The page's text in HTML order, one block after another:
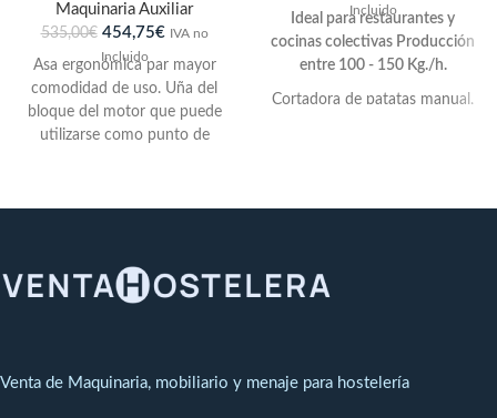
Maquinaria Auxiliar
535,00€ 454,75€
IVA no
Incluido
Asa ergonómica par mayor
comodidad de uso. Uña del
bloque del motor que puede
utilizarse como punto de
manipulación.Nuevo sistema
más fácilmente y optimizar su
duración de vida útil. Cable de
de avería, la sustitución del
Incluido
Ideal para restaurantes y
cocinas colectivas Producción
entre 100 - 150 Kg./h.
Cortadora de patatas manual,
de la palanca permite obtener
Venta de Maquinaria, mobiliario y menaje para hostelería